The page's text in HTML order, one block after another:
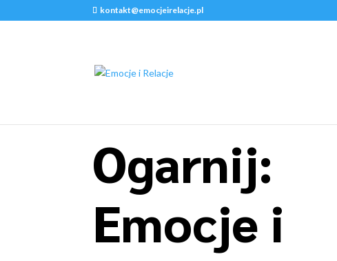
kontakt@emocjeirelacje.pl
Ogarnij:
Emocje i